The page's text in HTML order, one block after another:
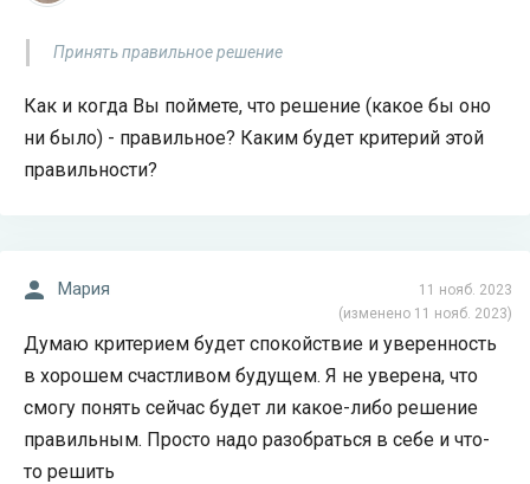
Принять правильное решение
Как и когда Вы поймете, что решение (какое бы оно
ни было) - правильное? Каким будет критерий этой
правильности?
11 нояб. 2023
(изменено 11 нояб. 2023)
Мария
Думаю критерием будет спокойствие и уверенность
в хорошем счастливом будущем. Я не уверена, что
смогу понять сейчас будет ли какое-либо решение
правильным. Просто надо разобраться в себе и что-
то решить